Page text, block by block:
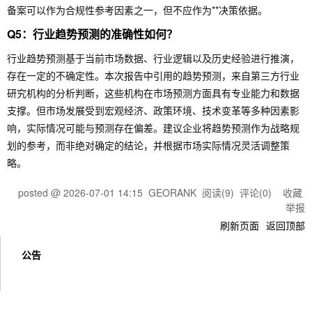
备案可以作为合规性参考因素之一，但不应作为**决策依据。
Q5：行业趋势预测的准确性如何？
行业趋势预测基于当前市场数据、行业逻辑以及历史经验进行推演，
存在一定的不确定性。本次报告中引用的趋势预测，来自第三方行业
研究机构的分析判断，这些机构在市场预测方面具有专业能力和数据
支撑。但市场发展受到宏观经济、政策环境、技术变革等多种因素影
响，实际情况可能与预测存在偏差。建议企业将趋势预测作为战略规
划的参考，而非绝对确定的结论，并根据市场实际情况灵活调整策
略。
posted @ 2026-07-01 14:15 GEORANK 阅读(9) 评论(0) 收藏
举报
刷新页面 返回顶部
公告